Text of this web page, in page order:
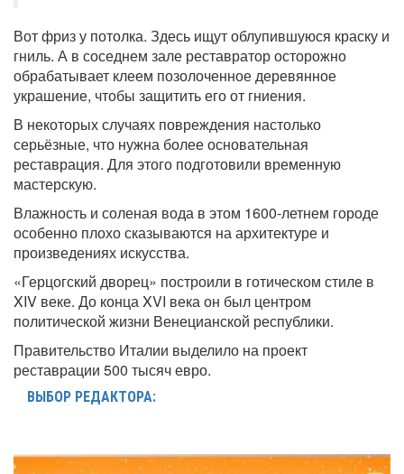
Вот фриз у потолка. Здесь ищут облупившуюся краску и
гниль. А в соседнем зале реставратор осторожно
обрабатывает клеем позолоченное деревянное
украшение, чтобы защитить его от гниения.
В некоторых случаях повреждения настолько
серьёзные, что нужна более основательная
реставрация. Для этого подготовили временную
мастерскую.
Влажность и соленая вода в этом 1600-летнем городе
особенно плохо сказываются на архитектуре и
произведениях искусства.
«Герцогский дворец» построили в готическом стиле в
XIV веке. До конца XVI века он был центром
политической жизни Венецианской республики.
Правительство Италии выделило на проект
реставрации 500 тысяч евро.
ВЫБОР РЕДАКТОРА: